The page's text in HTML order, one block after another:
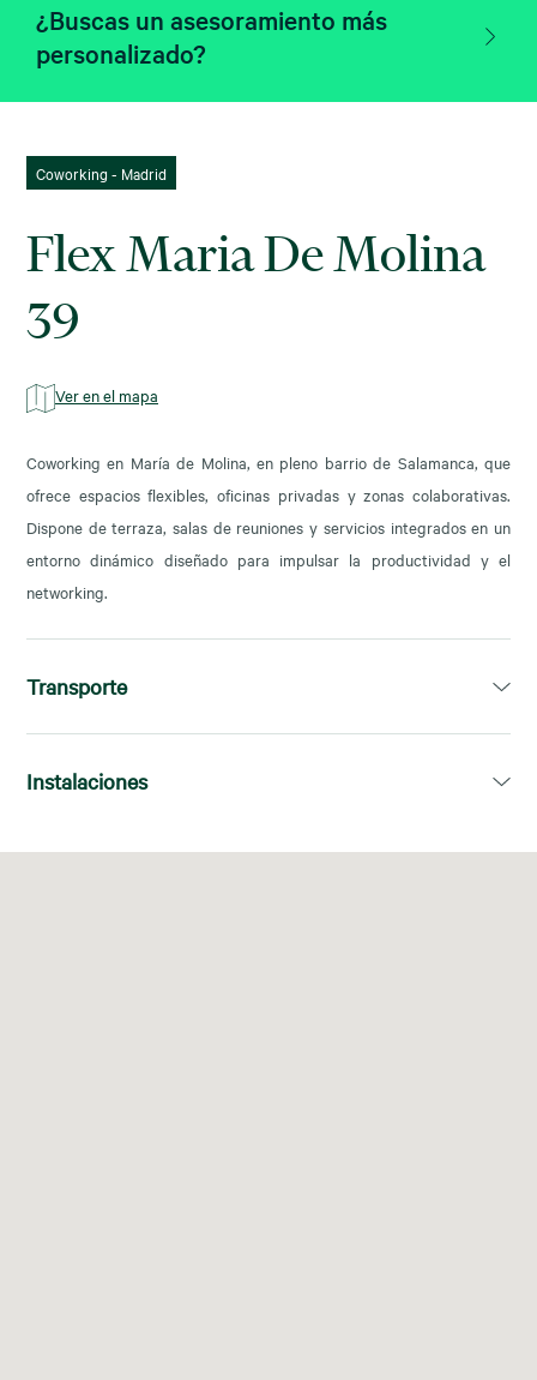
¿Buscas un asesoramiento más
personalizado?
Coworking - Madrid
Flex Maria De Molina
39
Ver en el mapa
Coworking en María de Molina, en pleno barrio de Salamanca, que
ofrece espacios flexibles, oficinas privadas y zonas colaborativas.
Dispone de terraza, salas de reuniones y servicios integrados en un
entorno dinámico diseñado para impulsar la productividad y el
networking.
Transporte
Instalaciones